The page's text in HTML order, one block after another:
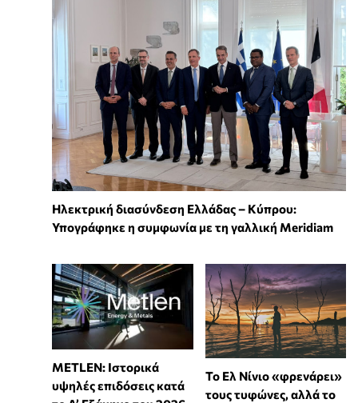
Ηλεκτρική διασύνδεση Ελλάδας – Κύπρου:
Υπογράφηκε η συμφωνία με τη γαλλική Meridiam
METLEN: Ιστορικά
υψηλές επιδόσεις κατά
Το Ελ Νίνιο «φρενάρει»
τους τυφώνες, αλλά το